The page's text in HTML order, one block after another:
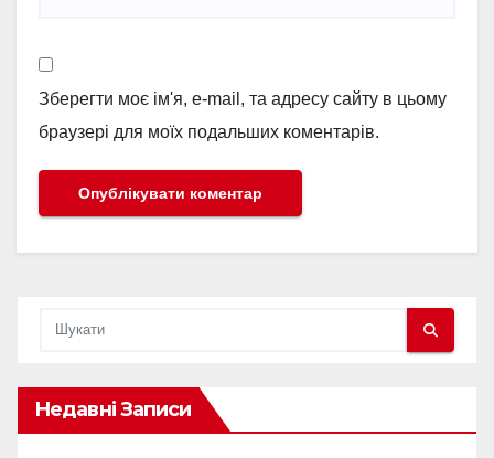
Зберегти моє ім'я, e-mail, та адресу сайту в цьому
браузері для моїх подальших коментарів.
Недавні Записи